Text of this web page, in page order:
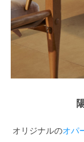
オリジナルのオパ